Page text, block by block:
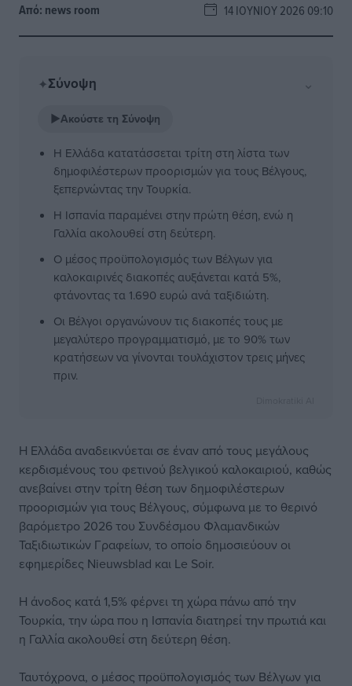
Από: news room 14 ΙΟΥΝΊΟΥ 2026 09:10
✦Σύνοψη ⌄
▶Ακούστε τη Σύνοψη
Η Ελλάδα κατατάσσεται τρίτη στη λίστα των
δημοφιλέστερων προορισμών για τους Βέλγους,
ξεπερνώντας την Τουρκία.
Η Ισπανία παραμένει στην πρώτη θέση, ενώ η
Γαλλία ακολουθεί στη δεύτερη.
Ο μέσος προϋπολογισμός των Βέλγων για
καλοκαιρινές διακοπές αυξάνεται κατά 5%,
φτάνοντας τα 1.690 ευρώ ανά ταξιδιώτη.
Οι Βέλγοι οργανώνουν τις διακοπές τους με
μεγαλύτερο προγραμματισμό, με το 90% των
κρατήσεων να γίνονται τουλάχιστον τρεις μήνες
πριν.
Η Ελλάδα αναδεικνύεται σε έναν από τους μεγάλους
κερδισμένους του φετινού βελγικού καλοκαιριού, καθώς
ανεβαίνει στην τρίτη θέση των δημοφιλέστερων
προορισμών για τους Βέλγους, σύμφωνα με το θερινό
βαρόμετρο 2026 του Συνδέσμου Φλαμανδικών
Ταξιδιωτικών Γραφείων, το οποίο δημοσιεύουν οι
εφημερίδες Nieuwsblad και Le Soir.
Η άνοδος κατά 1,5% φέρνει τη χώρα πάνω από την
Τουρκία, την ώρα που η Ισπανία διατηρεί την πρωτιά και
η Γαλλία ακολουθεί στη δεύτερη θέση.
Ταυτόχρονα, ο μέσος προϋπολογισμός των Βέλγων για